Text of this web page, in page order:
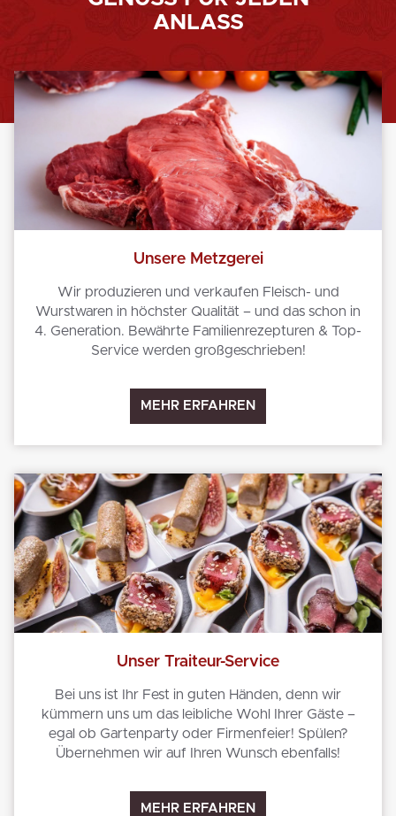
ANLASS
Unsere Metzgerei
Wir produzieren und verkaufen Fleisch- und
Wurstwaren in höchster Qualität – und das schon in
4. Generation. Bewährte Familienrezepturen & Top-
Service werden großgeschrieben!
MEHR ERFAHREN
Unser Traiteur-Service
Bei uns ist Ihr Fest in guten Händen, denn wir
kümmern uns um das leibliche Wohl Ihrer Gäste –
egal ob Gartenparty oder Firmenfeier! Spülen?
Übernehmen wir auf Ihren Wunsch ebenfalls!
MEHR ERFAHREN